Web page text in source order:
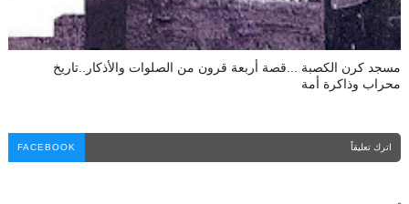
مسجد كرن الكصبة ...قصة أربعة قرون من الصلوات والأذكار..تاريخ
محراب وذاكرة أمة
اترك تعليقاً FACEBOOK